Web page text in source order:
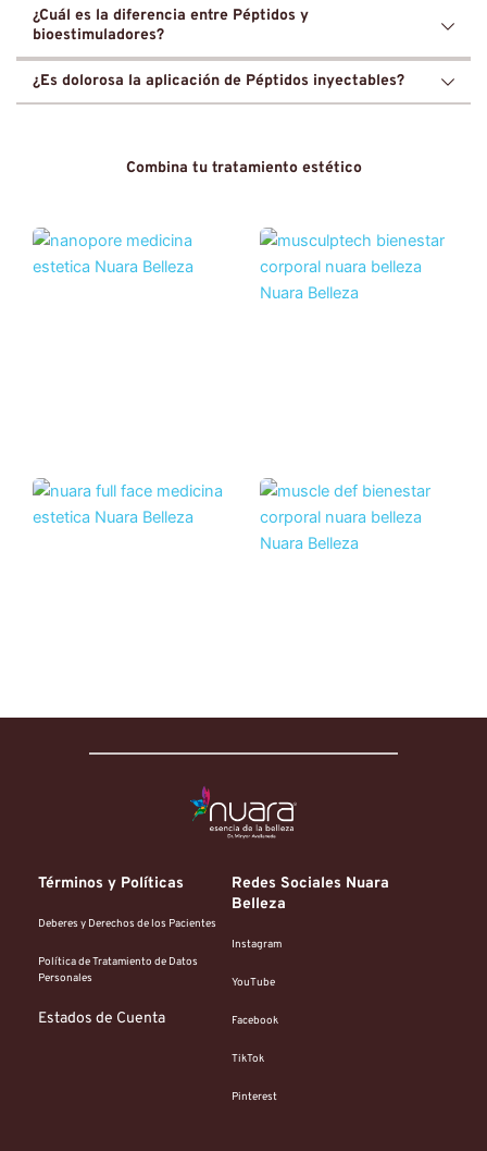
Los péptidos son pequeñas cadenas de aminoácidos que actúan como mensajeros
celulares para estimular la regeneración de la piel.
En Nuara, utilizamos péptidos
biomiméticos que "ordenan" a las células producir nuevo colágeno, elastina y ácido
hialurónico, logrando un rejuvenecimiento estructural desde las capas más profundas.
¿Cuál es la diferencia entre Péptidos y
bioestimuladores?
Mientras los bioestimuladores generan una respuesta de tejido, los péptidos actúan de
forma específica sobre receptores celulares para funciones precisas.
medicina estética de alta precisión que permiten tratar desde la flacidez y las manchas
¿Es dolorosa la aplicación de Péptidos inyectables?
mínima y sin necesidad de incapacidad.Combina tu tratamiento estético
Términos y Políticas
Deberes y Derechos de los Pacientes
Política de Tratamiento de Datos
Personales
Estados de Cuenta
Redes Sociales Nuara
Belleza
Instagram
YouTube
Facebook
TikTok
Pinterest